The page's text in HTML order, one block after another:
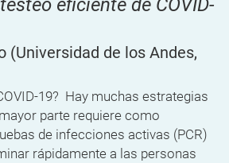
eficiente de COVID-
(Universidad de los Andes,
19? Hay muchas estrategias
parte requiere como
de infecciones activas (PCR)
rápidamente a las personas